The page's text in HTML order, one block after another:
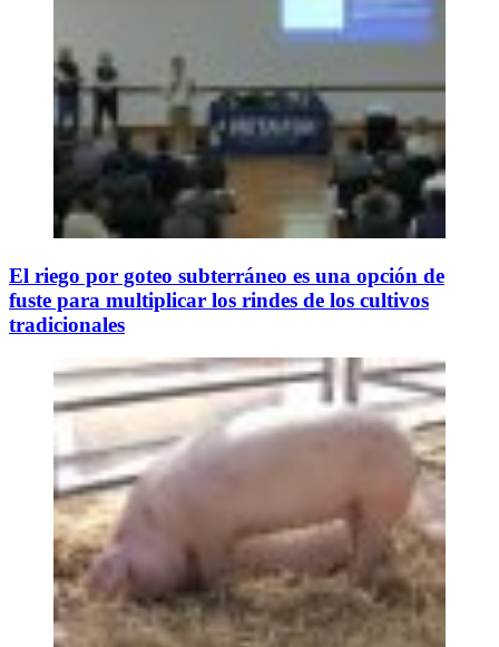
El riego por goteo subterráneo es una opción de
fuste para multiplicar los rindes de los cultivos
tradicionales